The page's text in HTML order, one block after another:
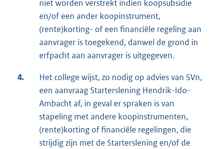
niet worden verstrekt indien koopsubsidie
en/of een ander koopinstrument,
(rente)korting- of een financiële regeling aan
aanvrager is toegekend, danwel de grond in
erfpacht aan aanvrager is uitgegeven.
4.
Het college wijst, zo nodig op advies van SVn,
een aanvraag Starterslening Hendrik-Ido-
Ambacht af, in geval er spraken is van
stapeling met andere koopinstrumenten,
(rente)korting of financiële regelingen, die
strijdig zijn met de Starterslening en/of de